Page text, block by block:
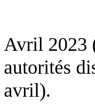
Avril 2023
autorités
avril).